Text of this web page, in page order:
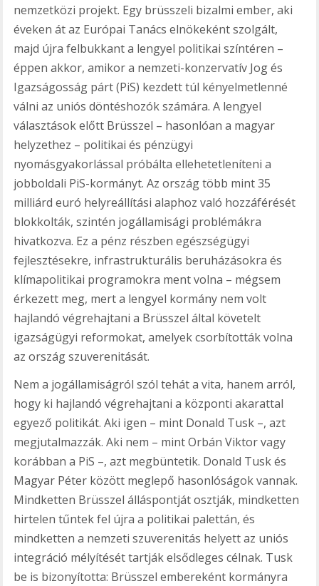
nemzetközi projekt. Egy brüsszeli bizalmi ember, aki
éveken át az Európai Tanács elnökeként szolgált,
majd újra felbukkant a lengyel politikai színtéren –
éppen akkor, amikor a nemzeti-konzervatív Jog és
Igazságosság párt (PiS) kezdett túl kényelmetlenné
válni az uniós döntéshozók számára. A lengyel
választások előtt Brüsszel – hasonlóan a magyar
helyzethez – politikai és pénzügyi
nyomásgyakorlással próbálta ellehetetleníteni a
jobboldali PiS-kormányt. Az ország több mint 35
milliárd euró helyreállítási alaphoz való hozzáférését
blokkolták, szintén jogállamisági problémákra
hivatkozva. Ez a pénz részben egészségügyi
fejlesztésekre, infrastrukturális beruházásokra és
klímapolitikai programokra ment volna – mégsem
érkezett meg, mert a lengyel kormány nem volt
hajlandó végrehajtani a Brüsszel által követelt
igazságügyi reformokat, amelyek csorbították volna
az ország szuverenitását.
Nem a jogállamiságról szól tehát a vita, hanem arról,
hogy ki hajlandó végrehajtani a központi akarattal
egyező politikát. Aki igen – mint Donald Tusk –, azt
megjutalmazzák. Aki nem – mint Orbán Viktor vagy
korábban a PiS –, azt megbüntetik. Donald Tusk és
Magyar Péter között meglepő hasonlóságok vannak.
Mindketten Brüsszel álláspontját osztják, mindketten
hirtelen tűntek fel újra a politikai palettán, és
mindketten a nemzeti szuverenitás helyett az uniós
integráció mélyítését tartják elsődleges célnak. Tusk
be is bizonyította: Brüsszel embereként kormányra